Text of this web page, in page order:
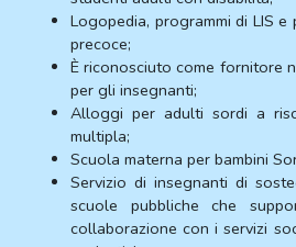
Logopedia, programmi di LIS e
precoce;
È riconosciuto come fornitore
per gli insegnanti;
Alloggi per adulti sordi a
multipla;
Scuola materna per bambini
Servizio di insegnanti di
scuole pubbliche che
collaborazione con i servizi